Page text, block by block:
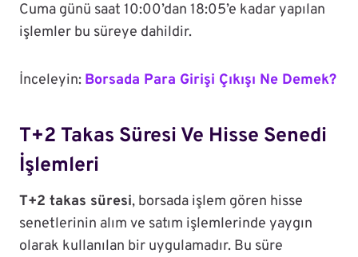
Cuma günü saat 10:00’dan 18:05’e kadar yapılan
işlemler bu süreye dahildir.
İnceleyin: Borsada Para Girişi Çıkışı Ne Demek?
T+2 Takas Süresi Ve Hisse Senedi
İşlemleri
T+2 takas süresi, borsada işlem gören hisse
senetlerinin alım ve satım işlemlerinde yaygın
olarak kullanılan bir uygulamadır. Bu süre